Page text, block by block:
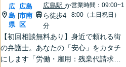
広
島
県
|
広島
市南
区
広島駅か
ら徒歩4
分
営業時間：09:00~1
8:00（土日祝日）
【初回相談無料あり】身近で頼れる街
の弁護士。あなたの「安心」をカタチ
にします「労働・雇用：残業代請求、